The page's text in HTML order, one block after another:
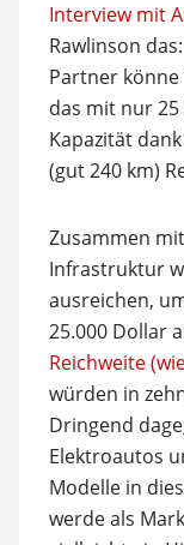
Interview mit
Rawlinson
Partner
das mit nur
Kapazität
(gut 240 km)
Zusammen
Infrastruktur
ausreichen,
25.000 Dollar
Reichweite
würden in
Dringend
Elektroautos
Modelle in
werde als